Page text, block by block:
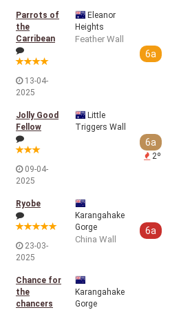
Parrots of
the
Carribean
13-04-
2025
Eleanor
Heights
Feather Wall
6a
Jolly Good
Fellow
09-04-
2025
Little
Triggers Wall
6a
2º
Ryobe
23-03-
2025
Karangahake
Gorge
China Wall
6a
Chance for
the
chancers
Karangahake
Gorge